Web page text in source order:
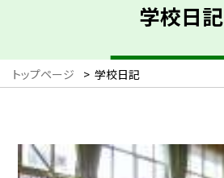
学校日記
トップページ > 学校日記